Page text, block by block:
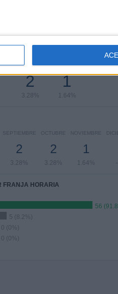
SÁBADO
2
3.28%
DOMINGO
1
1.64%
SEPTIEMBRE
2
3.28%
OCTUBRE
2
3.28%
NOVIEMBRE
1
1.64%
FRANJA HORARIA
56
5 (8.2%)
0 (0%)
0 (0%)